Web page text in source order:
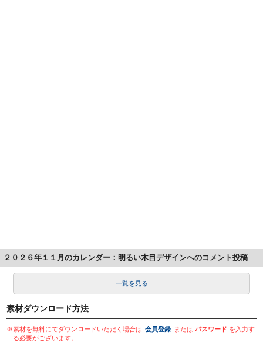
２０２６年１１月のカレンダー：明るい木目デザインへのコメント投稿
一覧を見る
素材ダウンロード方法
※素材を無料にてダウンロードいただく場合は 会員登録 またはパスワード を入力す
る必要がございます。